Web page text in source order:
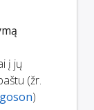
į jų
(žr.
)